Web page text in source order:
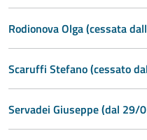
Rodionova Olga (cessata
Scaruffi Stefano (cessato
Servadei Giuseppe (dal 29/